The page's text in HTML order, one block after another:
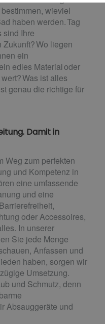
wieviel
haben werden. Tag
sind Ihre
Wo liegen
ein
edles Material oder
Was ist alles
genau die richtige für
Damit in
Weg zum perfekten
und Kompetenz in
eine umfassende
und eine
oder Accessoires,
In unserer
Sie jede Menge
Anfassen und
haben, sorgen wir
Umsetzung.
und Schmutz, denn
Absauggeräte und